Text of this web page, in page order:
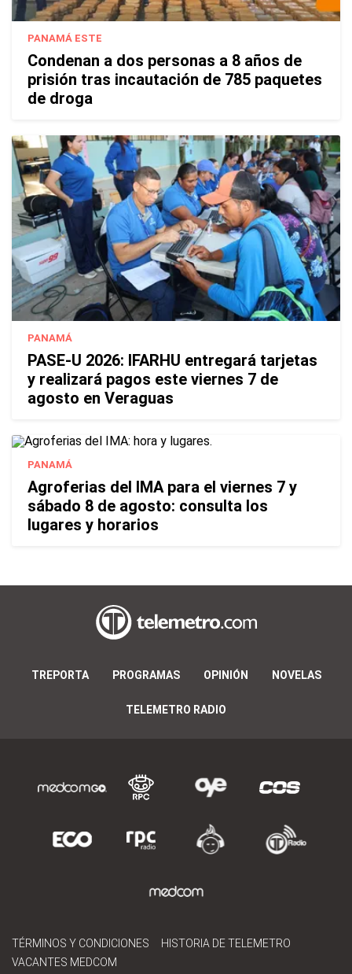
PANAMÁ ESTE
Condenan a dos personas a 8 años de
prisión tras incautación de 785 paquetes
de droga
PANAMÁ
PASE-U 2026: IFARHU entregará tarjetas
y realizará pagos este viernes 7 de
agosto en Veraguas
PANAMÁ
Agroferias del IMA para el viernes 7 y
sábado 8 de agosto: consulta los
lugares y horarios
TREPORTA PROGRAMAS OPINIÓN NOVELAS
TELEMETRO RADIO
TÉRMINOS Y CONDICIONES
HISTORIA DE TELEMETRO
VACANTES MEDCOM